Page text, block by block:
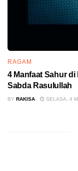
RAGAM
4 Manfaat Sahur
Sabda Rasulullah
BY RAKISA SELASA, 4